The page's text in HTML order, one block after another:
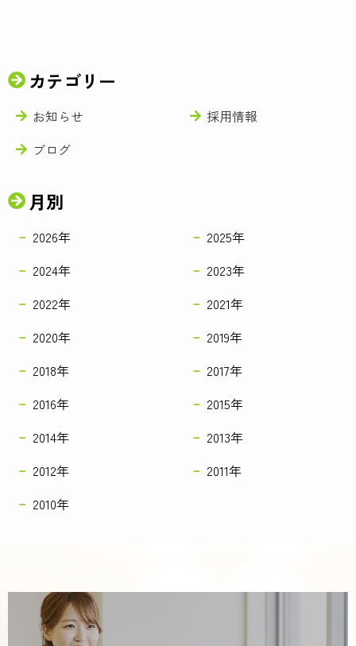
カテゴリー
お知らせ
採用情報
ブログ
月別
2026年
2025年
2024年
2023年
2022年
2021年
2020年
2019年
2018年
2017年
2016年
2015年
2014年
2013年
2012年
2011年
2010年